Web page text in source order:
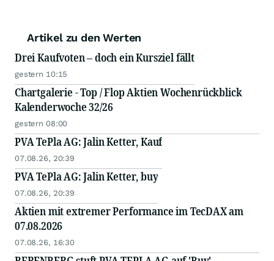
Artikel zu den Werten
Drei Kaufvoten – doch ein Kursziel fällt
gestern 10:15
Chartgalerie - Top / Flop Aktien Wochenrückblick
Kalenderwoche 32/26
gestern 08:00
PVA TePla AG: Jalin Ketter, Kauf
07.08.26, 20:39
PVA TePla AG: Jalin Ketter, buy
07.08.26, 20:39
Aktien mit extremer Performance im TecDAX am
07.08.2026
07.08.26, 16:30